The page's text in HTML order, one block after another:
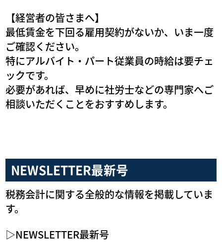
【経営者の皆さまへ】
最低賃金を下回る雇用契約がないか、いま一度
ご確認ください。
特にアルバイト・パート従業員の時給は要チェ
ックです。
必要があれば、早めに社労士などの専門家へご
相談いただくことをおすすめします。
NEWSLETTER最新号
税務会計に関する全般的な情報を掲載していま
す。
▷NEWSLETTER最新号